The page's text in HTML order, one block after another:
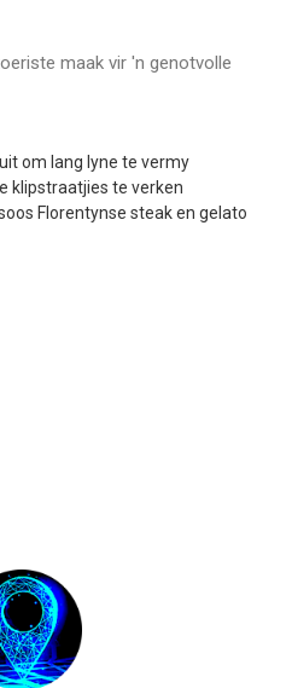
maak vir 'n genotvolle
om lang lyne te vermy
klipstraatjies te verken
Florentynse steak en gelato